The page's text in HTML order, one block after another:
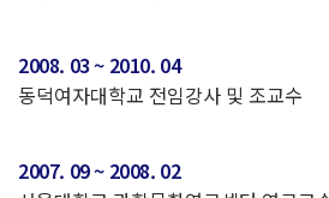
2008. 03 ~ 2010. 04
동덕여자대학교 전임강사 및 조교수
2007. 09 ~ 2008. 02